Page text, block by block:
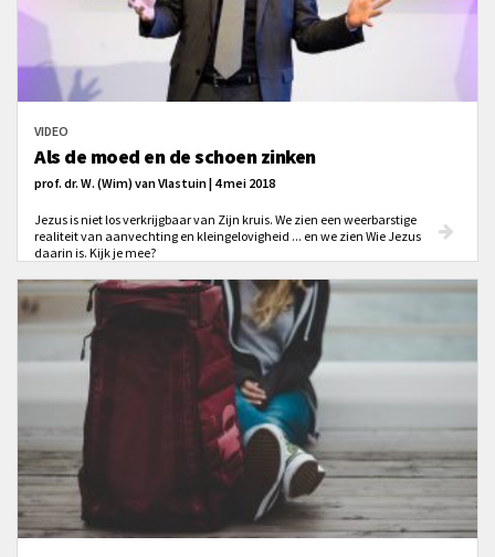
VIDEO
Als de moed en de schoen zinken
prof. dr. W. (Wim) van Vlastuin | 4 mei 2018
Jezus is niet los verkrijgbaar van Zijn kruis. We zien een weerbarstige
realiteit van aanvechting en kleingelovigheid ... en we zien Wie Jezus
daarin is. Kijk je mee?